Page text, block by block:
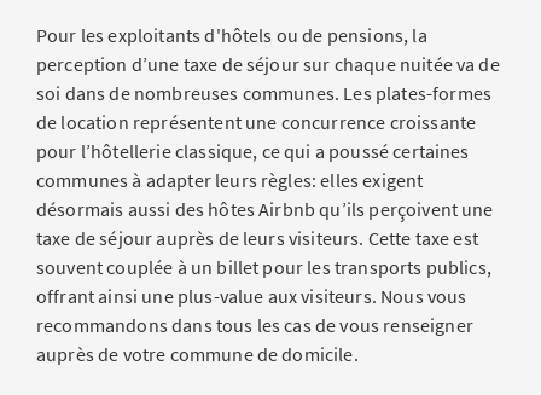
Pour les exploitants d'hôtels ou de pensions, la
perception d’une taxe de séjour sur chaque nuitée va de
soi dans de nombreuses communes. Les plates-formes
de location représentent une concurrence croissante
pour l’hôtellerie classique, ce qui a poussé certaines
communes à adapter leurs règles: elles exigent
désormais aussi des hôtes Airbnb qu’ils perçoivent une
taxe de séjour auprès de leurs visiteurs. Cette taxe est
souvent couplée à un billet pour les transports publics,
offrant ainsi une plus-value aux visiteurs. Nous vous
recommandons dans tous les cas de vous renseigner
auprès de votre commune de domicile.